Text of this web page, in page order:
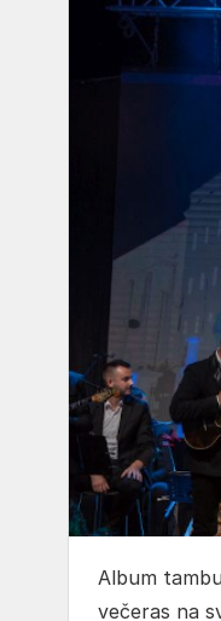
Album
večeras na